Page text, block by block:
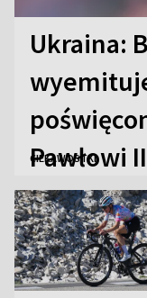
Ukraina:
Pawłowi II
CIEKAWOSTKI